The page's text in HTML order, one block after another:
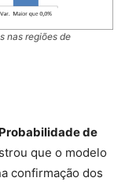
nas regiões de
Probabilidade de
que o modelo
confirmação dos